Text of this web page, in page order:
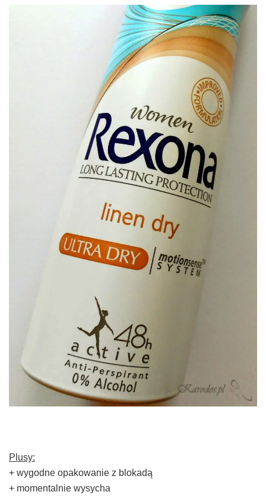
Plusy:
+ wygodne opakowanie z blokadą
+ momentalnie wysycha